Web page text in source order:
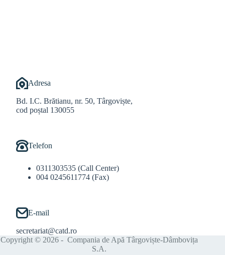
Adresa
Bd. I.C. Brătianu, nr. 50, Târgoviște,
cod poștal 130055
Telefon
0311303535 (Call Center)
004 0245611774 (Fax)
E-mail
secretariat@catd.ro
Copyright © 2026 - Compania de Apă Târgoviște-Dâmbovița
S.A.